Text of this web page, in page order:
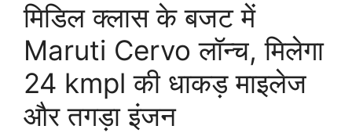
मिडिल क्लास के बजट में
Maruti Cervo लॉन्च, मिलेगा
24 kmpl की धाकड़ माइलेज
और तगड़ा इंजन